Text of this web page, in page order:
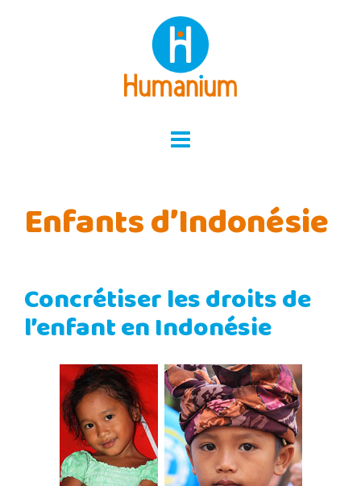
Enfants d’Indonésie
Concrétiser les droits de
l’enfant en Indonésie